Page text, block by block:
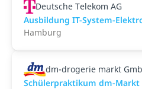
Deutsche Telekom AG
Ausbildung IT-System-
Hamburg
dm-drogerie markt
Schülerpraktikum dm-